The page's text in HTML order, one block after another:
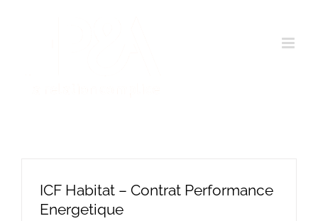
ICF Habitat – Contrat Performance
Energetique